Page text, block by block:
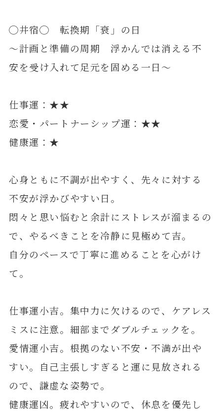
◯井宿◯ 転換期「衰」の日
～計画と準備の周期 浮かんでは消える不
安を受け入れて足元を固める一日～
仕事運：★★
恋愛・パートナーシップ運：★★
健康運：★
心身ともに不調が出やすく、先々に対する
不安が浮かびやすい日。
悶々と思い悩むと余計にストレスが溜まるの
で、やるべきことを冷静に見極めて吉。
自分のペースで丁寧に進めることを心がけ
て。
仕事運小吉。集中力に欠けるので、ケアレス
ミスに注意。細部までダブルチェックを。
愛情運小吉。根拠のない不安・不満が出や
すい。自己主張しすぎると運に見放される
ので、謙虚な姿勢で。
健康運凶。疲れやすいので、休息を優先し